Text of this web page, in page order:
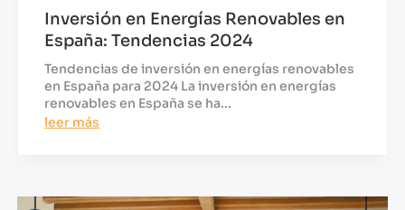
Inversión en Energías Renovables en
España: Tendencias 2024
Tendencias de inversión en energías renovables
en España para 2024 La inversión en energías
renovables en España se ha...
leer más